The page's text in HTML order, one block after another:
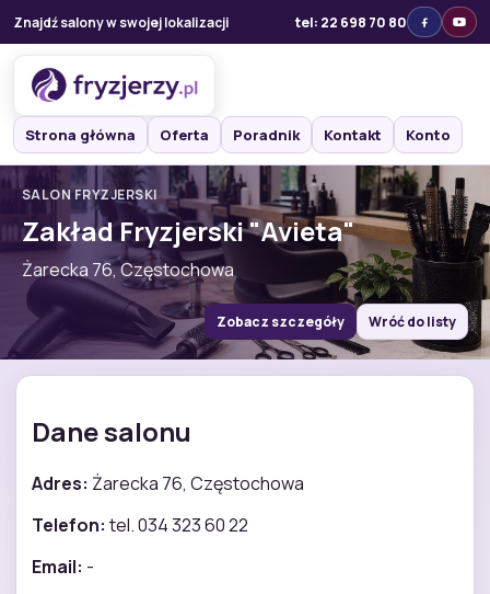
Znajdź salony w swojej lokalizacji tel: 22 698 70 80
Strona główna Oferta Poradnik Kontakt Konto
SALON FRYZJERSKI
Zakład Fryzjerski "Avieta"
Żarecka 76, Częstochowa
Zobacz szczegóły Wróć do listy
Dane salonu
Adres: Żarecka 76, Częstochowa
Telefon: tel. 034 323 60 22
Email: -